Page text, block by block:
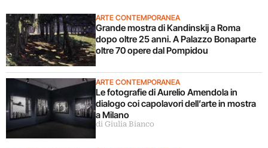
ARTE CONTEMPORANEA
Grande mostra di Kandinskij a Roma
dopo oltre 25 anni. A Palazzo Bonaparte
oltre 70 opere dal Pompidou
ARTE CONTEMPORANEA
Le fotografie di Aurelio Amendola in
dialogo coi capolavori dell’arte in mostra
a Milano
di Giulia Bianco